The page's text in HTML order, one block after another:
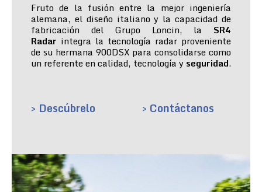
Fruto de la fusión entre la mejor ingeniería
alemana, el diseño italiano y la capacidad de
fabricación del Grupo Loncin, la SR4
Radar integra la tecnología radar proveniente
de su hermana 900DSX para consolidarse como
un referente en calidad, tecnología y seguridad.
> Descúbrelo > Contáctanos